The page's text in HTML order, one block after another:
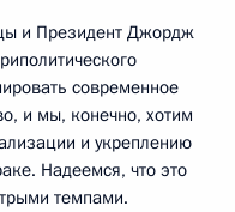
и Президент Джордж
современное
и мы, конечно, хотим
и укреплению
Надеемся, что это
темпами.